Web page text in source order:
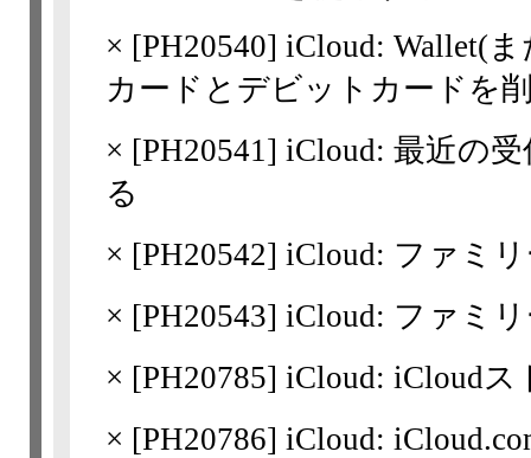
× [PH20540] iCloud: Wallet(
カードとデビットカードを
× [PH20541] iCloud: 最近の
る
× [PH20542] iCloud: ファミ
× [PH20543] iCloud: ファミ
× [PH20785] iCloud: iCloud
× [PH20786] iCloud: